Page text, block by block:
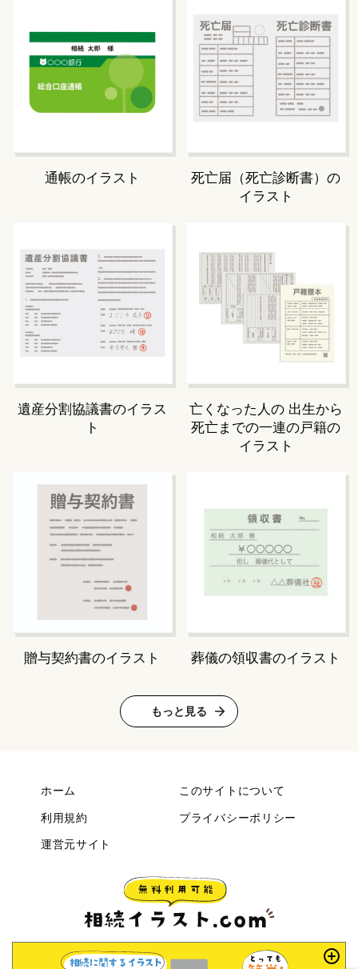
通帳のイラスト
死亡届（死亡診断書）の
イラスト
遺産分割協議書のイラス
ト
亡くなった人の 出生から
死亡までの一連の戸籍の
イラスト
贈与契約書のイラスト 葬儀の領収書のイラスト
もっと見る
ホーム このサイトについて
利用規約 プライバシーポリシー
運営元サイト